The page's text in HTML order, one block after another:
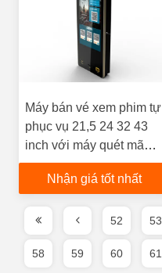
Máy bán vé xem phim tự
phục vụ 21,5 24 32 43
inch với máy quét mã
vạch
Nhận giá tốt nhất
52 53
58 59 60 61